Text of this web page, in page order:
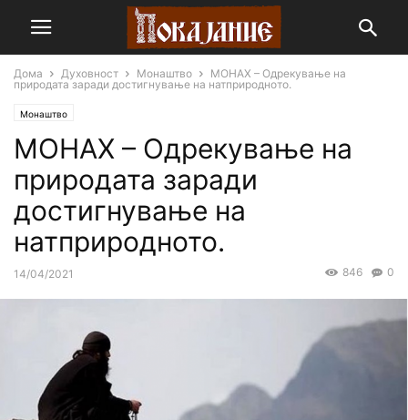
Дома Духовност Монаштво
МОНАХ – Одрекување на
природата заради достигнување на натприродното.
Монаштво
МОНАХ – Одрекување на
природата заради
достигнување на
натприродното.
14/04/2021 0
846